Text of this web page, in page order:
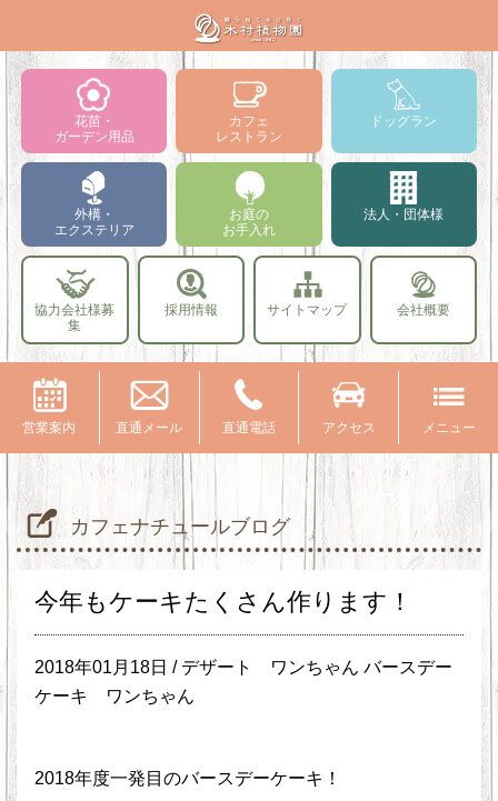
花苗・
ガーデン用品
カフェ
レストラン
ドッグラン
外構・
エクステリア
お庭の
お手入れ
法人・団体様
協力会社様募
集
採用情報 サイトマップ 会社概要
営業案内 直通メール 直通電話 アクセス メニュー
カフェナチュールブログ
今年もケーキたくさん作ります！
2018年01月18日 / デザート
ワンちゃん バースデー
ケーキ
ワンちゃん
2018年度一発目のバースデーケーキ！